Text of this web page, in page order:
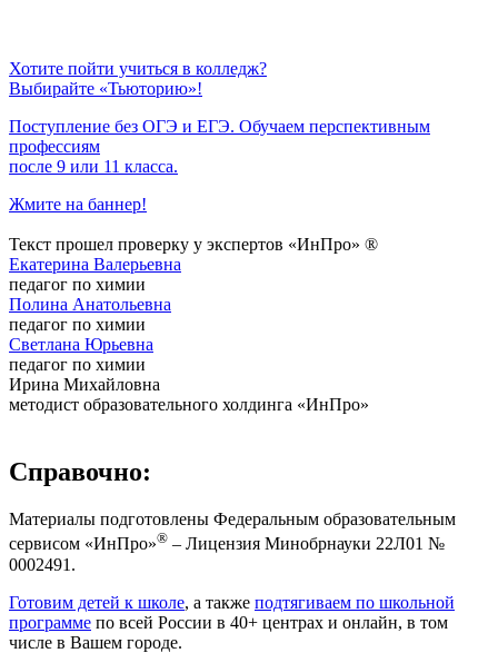
Хотите пойти учиться в колледж?
Выбирайте «Тьюторию»!
Поступление без ОГЭ и ЕГЭ. Обучаем перспективным
профессиям
после 9 или 11 класса.
Жмите на баннер!
Текст прошел проверку у экспертов «ИнПро» ®
Екатерина Валерьевна
педагог по химии
Полина Анатольевна
педагог по химии
Светлана Юрьевна
педагог по химии
Ирина Михайловна
методист образовательного холдинга «ИнПро»
Справочно:
Материалы подготовлены Федеральным образовательным
сервисом «ИнПро»® – Лицензия Минобрнауки 22Л01 №
0002491.
Готовим детей к школе, а также подтягиваем по школьной
программе по всей России в 40+ центрах и онлайн, в том
числе в Вашем городе.